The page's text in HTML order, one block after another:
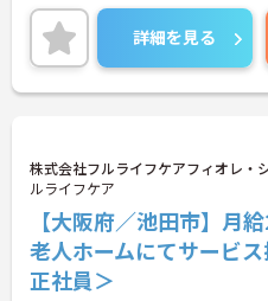
ます。最大の魅力は、専門性を
の社内資格「マジ神制度」。認知
認定されると最大月4万円の手当
な収入アップが可能です。また
力や睡眠センサー等のDX化によ
象となる年間3万円の医療費補
の圧倒的な福利厚生のもと、ケ
テップアップ等、介護のプロと
アを築けます。
★おすすめPOINT★
【これまでの経験・専門性が正
です】
詳細を見る
株式会社フルライフケアフィオレ・
ルライフケア
【大阪府／池田市】月
老人ホームにてサービ
正社員＞